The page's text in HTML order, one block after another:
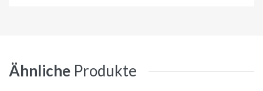
Ähnliche Produkte